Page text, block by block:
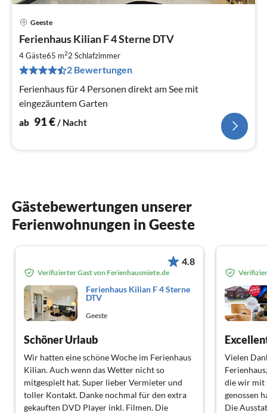
Geeste
Ferienhaus Kilian F 4 Sterne DTV
4 Gäste65 m22 Schlafzimmer
2 Bewertungen
Ferienhaus für 4 Personen direkt am See mit
eingezäuntem Garten
ab 91€ / Nacht
Gästebewertungen unserer
Ferienwohnungen in Geeste
4.8
Verifizierter Gast von Ferienhausmiete.de
Ferienhaus Kilian F 4 Sterne
DTV
Geeste
Schöner Urlaub
Wir hatten eine schöne Woche im Ferienhaus
Kilian. Auch wenn das Wetter nicht so
mitgespielt hat. Super lieber Vermieter und
toller Kontakt. Danke nochmal für den extra
gekauften DVD Player inkl. Filmen. Die
Vielen
Ferienhaus,
die wir mit
genossen
Die